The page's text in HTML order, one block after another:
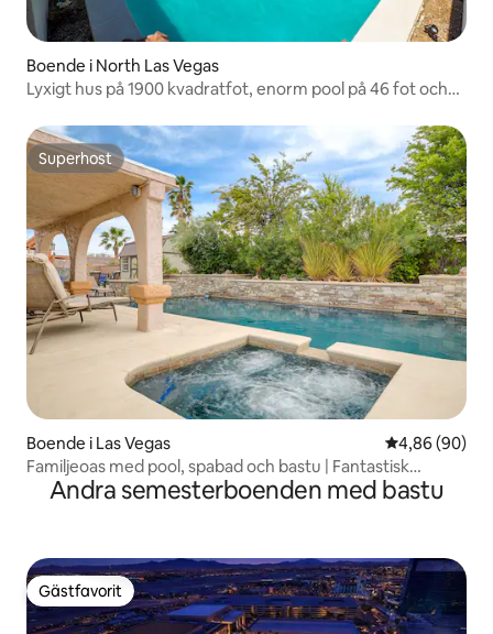
Boende i North Las Vegas
Lyxigt hus på 1900 kvadratfot, enorm pool på 46 fot och
Superhost
Superhost
Boende i Las Vegas 4,86 av 5 i
4,86 (90)
Familjeoas med pool, spabad och bastu | Fantastisk
bakgård
Andra semesterboenden med bastu
Gästfavorit
Gästfavorit